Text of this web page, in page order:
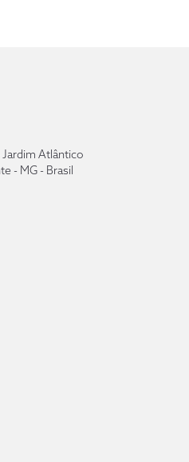
Jardim Atlântico
- MG - Brasil